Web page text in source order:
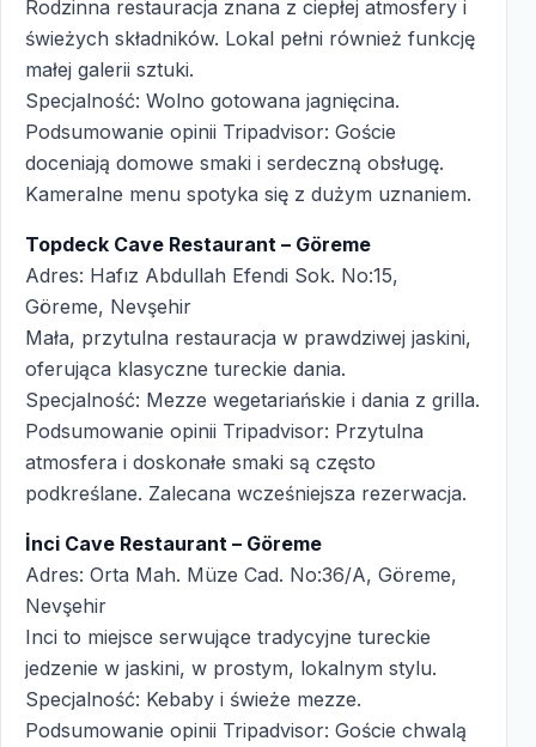
Rodzinna restauracja znana z ciepłej atmosfery i
świeżych składników. Lokal pełni również funkcję
małej galerii sztuki.
Specjalność: Wolno gotowana jagnięcina.
Podsumowanie opinii Tripadvisor: Goście
doceniają domowe smaki i serdeczną obsługę.
Kameralne menu spotyka się z dużym uznaniem.
Topdeck Cave Restaurant – Göreme
Adres: Hafız Abdullah Efendi Sok. No:15,
Göreme, Nevşehir
Mała, przytulna restauracja w prawdziwej jaskini,
oferująca klasyczne tureckie dania.
Specjalność: Mezze wegetariańskie i dania z grilla.
Podsumowanie opinii Tripadvisor: Przytulna
atmosfera i doskonałe smaki są często
podkreślane. Zalecana wcześniejsza rezerwacja.
İnci Cave Restaurant – Göreme
Adres: Orta Mah. Müze Cad. No:36/A, Göreme,
Nevşehir
Inci to miejsce serwujące tradycyjne tureckie
jedzenie w jaskini, w prostym, lokalnym stylu.
Specjalność: Kebaby i świeże mezze.
Podsumowanie opinii Tripadvisor: Goście chwalą